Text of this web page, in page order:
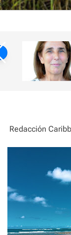
Redacción